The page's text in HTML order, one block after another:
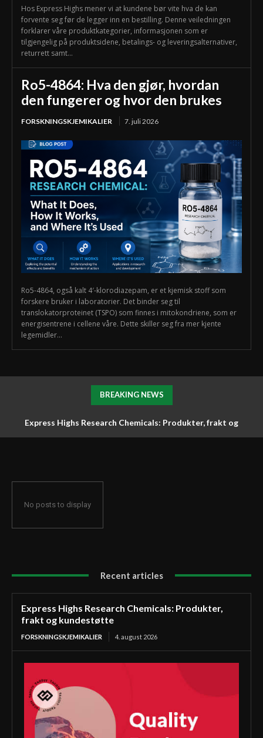
Hos Express Highs mener vi at kundene bør vite hva de kan
forvente seg før de legger inn en bestilling. Denne veiledningen
forklarer våre produktkategorier, informasjonen som er
tilgjengelig på produktsidene, betalings- og leveringsalternativer,
returrett samt...
Ro5-4864: Hva den gjør, hvordan
den fungerer og hvor den brukes
FORSKNINGSKJEMIKALIER 7. juli 2026
Ro5-4864, også kalt 4′-klorodiazepam, er et kjemisk stoff som
forskere bruker i laboratorier. Det binder seg til
translokatorproteinet (TSPO) som finnes i mitokondriene, som er
energisentrene i cellene våre. Dette skiller seg fra mer kjente
legemidler...
BREAKING NEWS
Express Highs Research Chemicals: Produkter, frakt og
No posts to display
Recent articles
Express Highs Research Chemicals: Produkter,
frakt og kundestøtte
FORSKNINGSKJEMIKALIER 4. august 2026